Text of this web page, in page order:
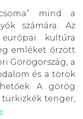
mind a
számára. Az
kultúra
emléket őrzött
Görögország, a
és a török
A görög
tenger,